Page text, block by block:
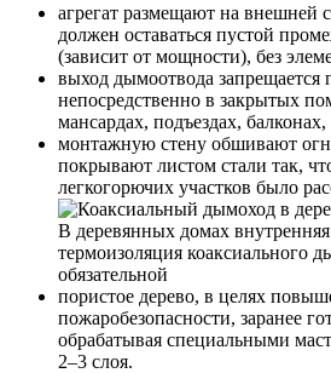
агрегат размещают на внешней
должен оставаться пустой
(зависит от мощности), без
выход дымоотвода запрещается
непосредственно в закрытых
мансардах, подъездах,
монтажную стену обшивают
покрывают листом стали так,
легкогорючих участков было
В деревянных домах
термоизоляция коаксиального
обязательной
пористое дерево, в целях
пожаробезопасности, заранее
обрабатывая специальными
2–3 слоя.